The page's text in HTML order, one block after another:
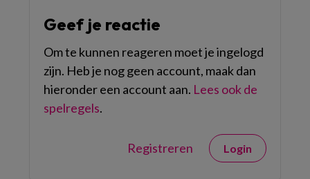
Geef je reactie
Om te kunnen reageren moet je ingelogd
zijn. Heb je nog geen account, maak dan
hieronder een account aan. Lees ook de
spelregels.
Registreren Login